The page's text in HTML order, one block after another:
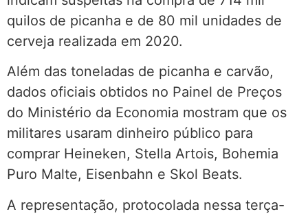
quilos de picanha e de 80 mil unidades de
cerveja realizada em 2020.
Além das toneladas de picanha e carvão,
dados oficiais obtidos no Painel de Preços
do Ministério da Economia mostram que os
militares usaram dinheiro público para
comprar Heineken, Stella Artois, Bohemia
Puro Malte, Eisenbahn e Skol Beats.
A representação, protocolada nessa terça-